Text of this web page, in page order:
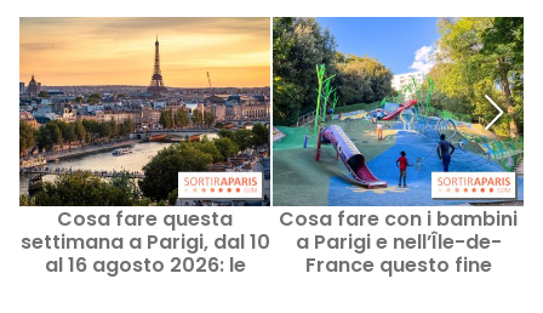
Cosa fare questa
settimana a Parigi, dal 10
al 16 agosto 2026: le
Cosa fare con i bambini
a Parigi e nell’Île-de-
France questo fine